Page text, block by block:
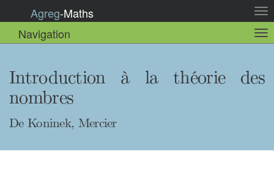
la
Agreg-Maths
Navigation
la
Introduction à la théorie des
nombres
De Koninek, Mercier